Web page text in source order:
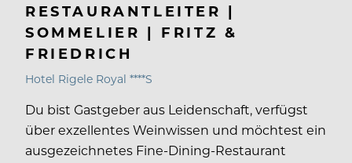
RESTAURANTLEITER |
SOMMELIER | FRITZ &
FRIEDRICH
Hotel Rigele Royal ****S
Du bist Gastgeber aus Leidenschaft, verfügst
über exzellentes Weinwissen und möchtest ein
ausgezeichnetes Fine-Dining-Restaurant